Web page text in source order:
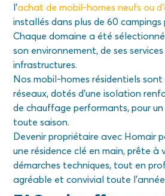
l’achat de mobil-homes neufs ou
installés dans plus de 60
Chaque domaine a été
son environnement, de ses
infrastructures.
Nos mobil-homes résidentiels
réseaux, dotés d’une isolation
de chauffage performants, pour
toute saison.
Devenir propriétaire avec Homair
une résidence clé en main, prête à
démarches techniques, tout en
agréable et convivial toute